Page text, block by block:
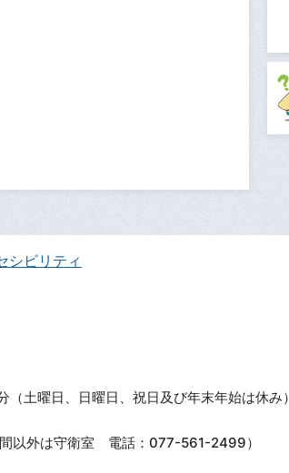
シビリティ
土曜日、日曜日、祝日及び年末年始は休み）
間以外は守衛室 電話：077-561-2499）